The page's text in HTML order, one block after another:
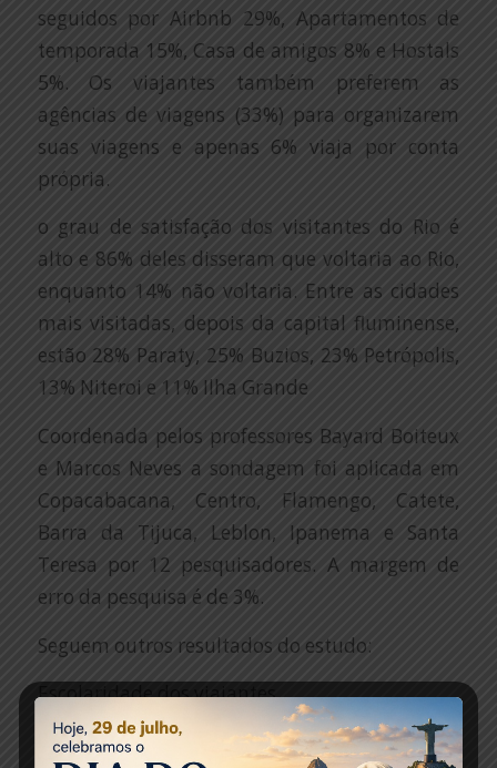
seguidos por Airbnb 29%, Apartamentos de
temporada 15%, Casa de amigos 8% e Hostals
5%. Os viajantes também preferem as
agências de viagens (33%) para organizarem
suas viagens e apenas 6% viaja por conta
própria.
o grau de satisfação dos visitantes do Rio é
alto e 86% deles disseram que voltaria ao Rio,
enquanto 14% não voltaria. Entre as cidades
mais visitadas, depois da capital fluminense,
estão 28% Paraty, 25% Buzios, 23% Petrópolis,
13% Niteroi e 11% Ilha Grande
Coordenada pelos professores Bayard Boiteux
e Marcos Neves a sondagem foi aplicada em
Copacabacana, Centro, Flamengo, Catete,
Barra da Tijuca, Leblon, Ipanema e Santa
Teresa por 12 pesquisadores. A margem de
erro da pesquisa é de 3%.
Seguem outros resultados do estudo:
Escolaridade dos viajantes
42% Nivel Superior
36% Nível médio